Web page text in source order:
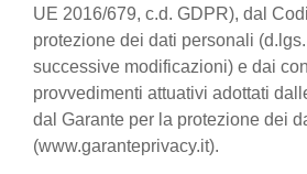
UE 2016/679, c.d. GDPR), dal
protezione dei dati personali
successive modificazioni) e dai
provvedimenti attuativi adottati
dal Garante per la protezione dei
(www.garanteprivacy.it).